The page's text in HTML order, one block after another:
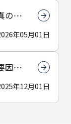
の撮
年05月01日
因を
年12月01日